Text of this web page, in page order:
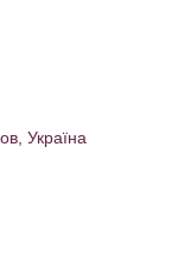
Україна